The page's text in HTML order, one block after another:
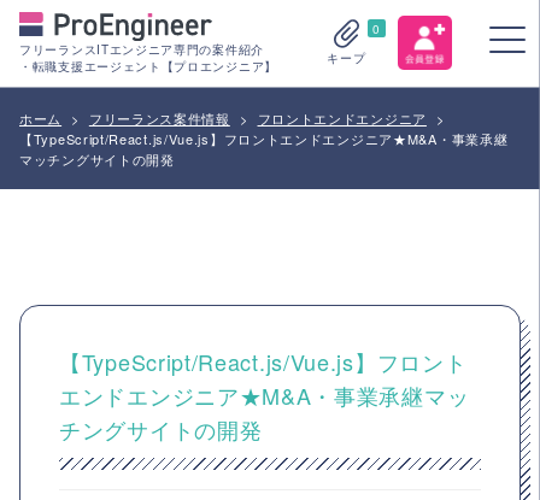
フリーランスITエンジニア専門の案件紹介
・転職支援エージェント【プロエンジニア】
0
キープ
ホーム > フリーランス案件情報 > フロントエンドエンジニア
>
【TypeScript/React.js/Vue.js】フロントエンドエンジニア★M&A・事業承継
マッチングサイトの開発
【TypeScript/React.js/Vue.js】フロント
エンドエンジニア★M&A・事業承継マッ
チングサイトの開発